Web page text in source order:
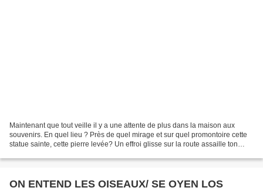
Maintenant que tout veille il y a une attente de plus dans la maison aux
souvenirs. En quel lieu ? Près de quel mirage et sur quel promontoire cette
statue sainte, cette pierre levée? Un effroi glisse sur la route assaille ton
ON ENTEND LES OISEAUX/ SE OYEN LOS